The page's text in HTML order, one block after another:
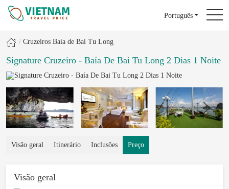
Português
Cruzeiros Baía de Bai Tu Long
Signature Cruzeiro - Baía De Bai Tu Long 2 Dias 1 Noite
Visão geral Itinerário Inclusões Preço
Visão geral